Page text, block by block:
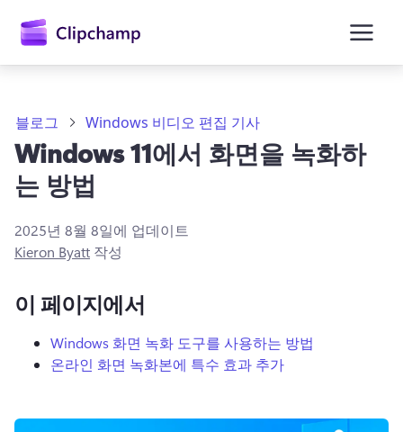
로
로그인
블로그 Windows 비디오 편집 기사
Windows 11에서 화면을 녹화하
는 방법
2025년 8월 8일에 업데이트
Kieron Byatt 작성
이 페이지에서
Windows 화면 녹화 도구를 사용하는 방법
온라인 화면 녹화본에 특수 효과 추가